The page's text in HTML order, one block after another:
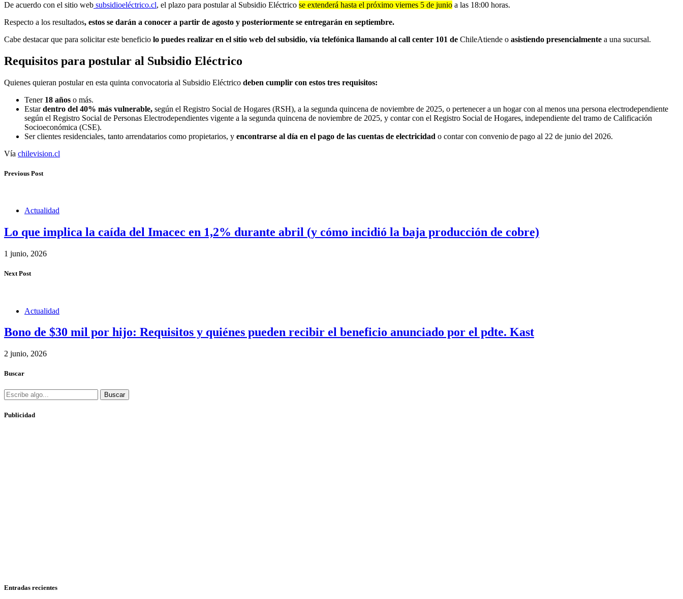
De acuerdo con el sitio web subsidioeléctrico.cl, el plazo para postular al Subsidio Eléctrico se extenderá hasta el próximo viernes 5 de junio a las 18:00 horas.
Respecto a los resultados, estos se darán a conocer a partir de agosto y posteriormente se entregarán en septiembre.
Cabe destacar que para solicitar este beneficio lo puedes realizar en el sitio web del subsidio, vía telefónica llamando al call center 101 de ChileAtiende o asistiendo presencialmente a una sucursal.
Requisitos para postular al Subsidio Eléctrico
Quienes quieran postular en esta quinta convocatoria al Subsidio Eléctrico deben cumplir con estos tres requisitos:
Tener 18 años o más.
Estardentro del 40% más vulnerable, según el Registro Social de Hogares (RSH), a la segunda quincena de noviembre de 2025, o pertenecer a un hogar con al menos una persona electrodependiente
según el Registro Social de Personas Electrodependientes vigente a la segunda quincena de noviembre de 2025, y contar con el Registro Social de Hogares, independiente del tramo de Calificación
Socioeconómica (CSE).
Ser clientes residenciales, tanto arrendatarios como propietarios, y encontrarse al día en el pago de las cuentas de electricidad o contar con convenio de pago al 22 de junio del 2026.
Vía chilevision.cl
Previous Post
Actualidad
Lo que implica la caída del Imacec en 1,2% durante abril (y cómo incidió la baja producción de cobre)
1 junio, 2026
Next Post
Actualidad
Bono de $30 mil por hijo: Requisitos y quiénes pueden recibir el beneficio anunciado por el pdte. Kast
2 junio, 2026
Buscar
Buscar
Publicidad
Entradas recientes